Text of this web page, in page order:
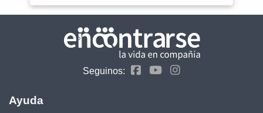
Seguinos:
Ayuda